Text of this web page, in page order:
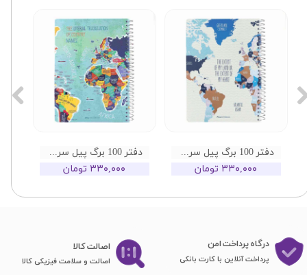
دفتر 100 برگ پیل سری جهان طرح 02
۳۳۰,۰۰۰ تومان
دفتر 100 برگ پیل سری جهان طرح 03
۳۳۰,۰۰۰ تومان
درگاه پرداخت امن
پرداخت آنلاین با کارت بانکی
اصا​​​​​​​لت کالا
اصالت و سلامت فیزیکی کالا